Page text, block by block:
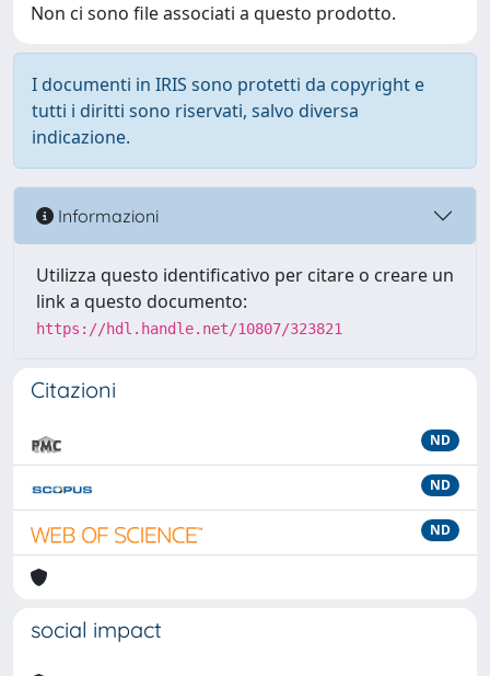
Non ci sono file associati a questo prodotto.
I documenti in IRIS sono protetti da copyright e
tutti i diritti sono riservati, salvo diversa
indicazione.
Informazioni
Utilizza questo identificativo per citare o creare un
link a questo documento:
https://hdl.handle.net/10807/323821
Citazioni
ND
ND
ND
social impact